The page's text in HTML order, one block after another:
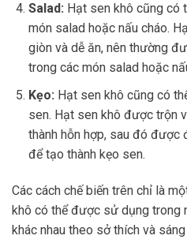
Salad: Hạt sen khô cũng
món salad hoặc nấu cháo.
giòn và dễ ăn, nên thường
trong các món salad hoặc
Kẹo: Hạt sen khô cũng có
sen. Hạt sen khô được trộn
thành hỗn hợp, sau đó được
để tạo thành kẹo sen.
Các cách chế biến trên chỉ là
khô có thể được sử dụng trong
khác nhau theo sở thích và